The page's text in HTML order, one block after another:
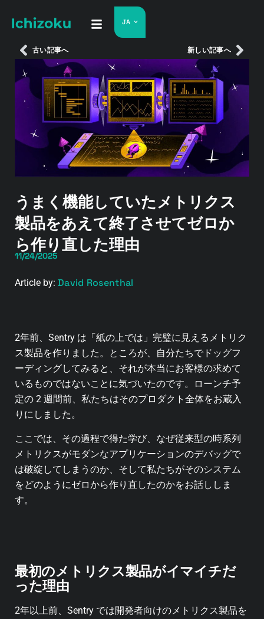
JA
古い記事へ 新しい記事へ
うまく機能していたメトリクス
製品をあえて終了させてゼロか
ら作り直した理由
11/24/2025
Article by: David Rosenthal
2年前、Sentry は「紙の上では」完璧に見えるメトリク
ス製品を作りました。ところが、自分たちでドッグフ
ーディングしてみると、それが本当にお客様の求めて
いるものではないことに気づいたのです。ローンチ予
定の 2 週間前、私たちはそのプロダクト全体をお蔵入
りにしました。
ここでは、その過程で得た学び、なぜ従来型の時系列
メトリクスがモダンなアプリケーションのデバッグで
は破綻してしまうのか、そして私たちがそのシステム
をどのようにゼロから作り直したのかをお話ししま
す。
最初のメトリクス製品がイマイチだ
った理由
2年以上前、Sentry では開発者向けのメトリクス製品を